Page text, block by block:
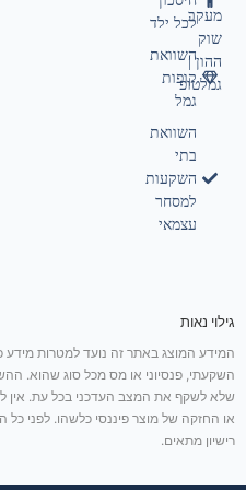
לכל ילד
השוואת
קופות
גמל
השוואת
בתי
השקעות
למסחר
עצמאי
מעקב
שוק
ההון |
גמלטופ
גילוי נאות
המידע המוצג באתר זה נועד למטרות מידע
השקעתי, פנסיוני או מס מכל סוג שהוא.
שלא לשקף את המצב העדכני בכל עת. אין
או החזקה של מוצר פיננסי כלשהו. לפני
רישיון מתאים.